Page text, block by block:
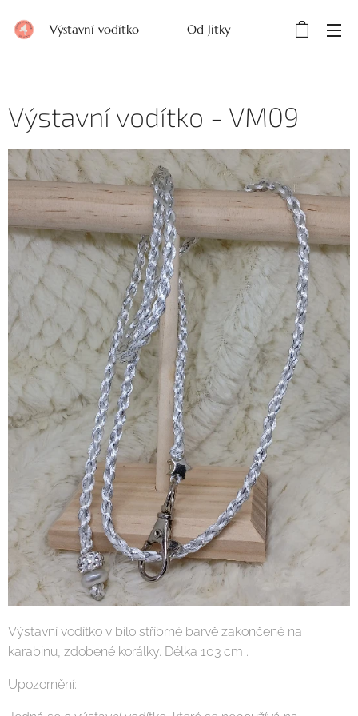
Výstavní vodítko Od Jitky
Výstavní vodítko - VM09
Výstavní vodítko v bílo stříbrné barvě zakončené na
karabinu, zdobené korálky. Délka 103 cm .
Upozornění: